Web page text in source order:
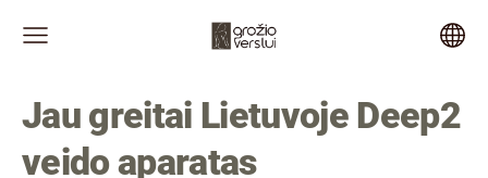
Jau greitai Lietuvoje Deep2
veido aparatas